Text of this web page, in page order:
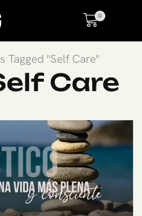
0
Tagged "Self Care"
Care